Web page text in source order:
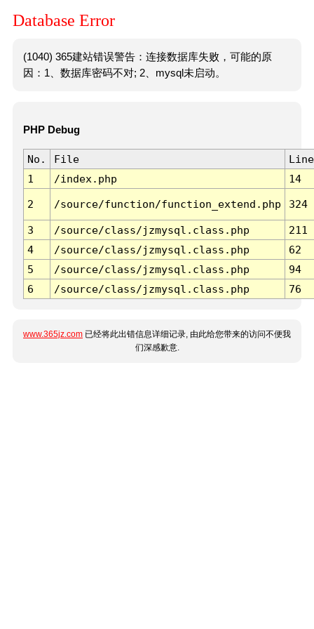
Database Error
(1040) 365建站错误警告：连接数据库失败，可能的原
因：1、数据库密码不对; 2、mysql未启动。
PHP Debug
No. File
Line
1
/index.php 14
2 /source/function/function_extend.php 324
3 /source/class/jzmysql.class.php
211
4
/source/class/jzmysql.class.php
62
5
/source/class/jzmysql.class.php
94
6
/source/class/jzmysql.class.php 76
www.365jz.com 已经将此出错信息详细记录, 由此给您带来的访问不便我
们深感歉意.